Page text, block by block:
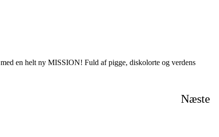
en helt ny MISSION! Fuld af pigge, diskolorte og verdens
Næste